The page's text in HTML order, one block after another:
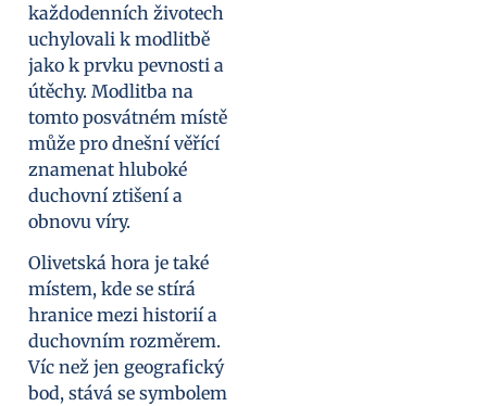
každodenních životech
uchylovali k modlitbě
jako k prvku pevnosti a
útěchy. Modlitba na
tomto posvátném místě
může pro dnešní věřící
znamenat hluboké
duchovní ztišení a
obnovu víry.
Olivetská hora je také
místem, kde se stírá
hranice mezi historií a
duchovním rozměrem.
Víc než jen geografický
bod, stává se symbolem